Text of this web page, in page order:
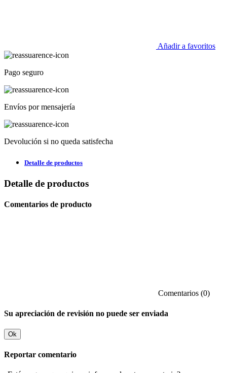
Añadir a favoritos
Pago seguro
Envíos por mensajería
Devolución si no queda satisfecha
Detalle de productos
Detalle de productos
Comentarios de producto
Comentarios (0)
Su apreciación de revisión no puede ser enviada
Ok
Reportar comentario